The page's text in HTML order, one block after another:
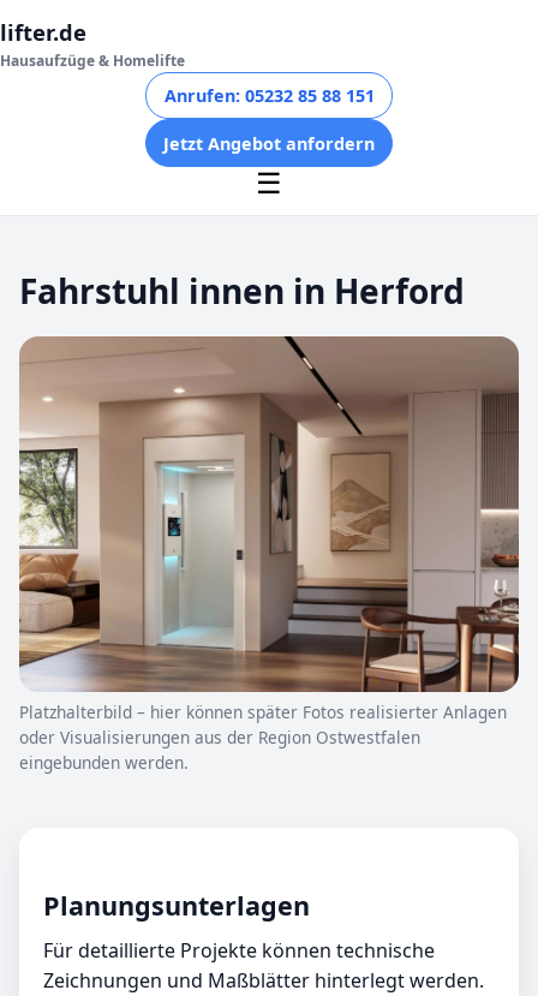
lifter.de
Hausaufzüge & Homelifte
Anrufen: 05232 85 88 151
Jetzt Angebot anfordern
☰
Fahrstuhl innen in Herford
Platzhalterbild – hier können später Fotos realisierter Anlagen
oder Visualisierungen aus der Region Ostwestfalen
eingebunden werden.
Planungsunterlagen
Für detaillierte Projekte können technische
Zeichnungen und Maßblätter hinterlegt werden.